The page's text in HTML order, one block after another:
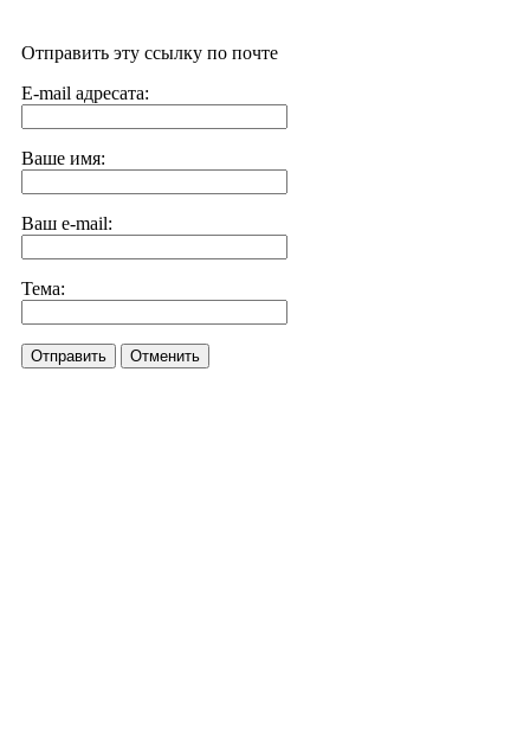
Отправить эту ссылку по почте
E-mail адресата:
Ваше имя:
Ваш e-mail:
Тема:
Отправить Отменить